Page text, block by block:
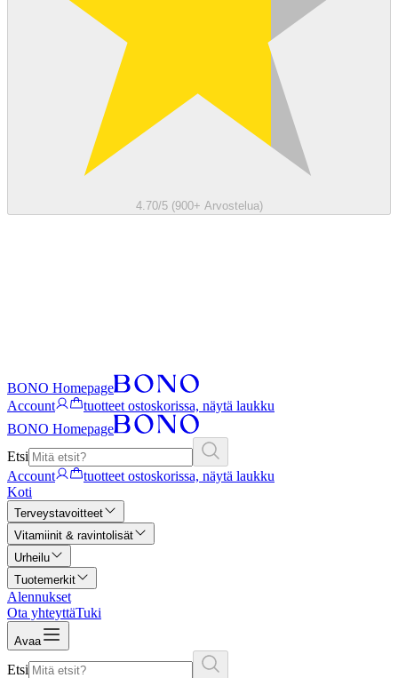
4.70/5 (900+ Arvostelua)
BONO Homepage
Account
tuotteet ostoskorissa, näytä laukku
BONO Homepage
Etsi
Account
tuotteet ostoskorissa, näytä laukku
Koti
Terveystavoitteet
Vitamiinit & ravintolisät
Urheilu
Tuotemerkit
Alennukset
Ota yhteyttäTuki
Avaa
Etsi